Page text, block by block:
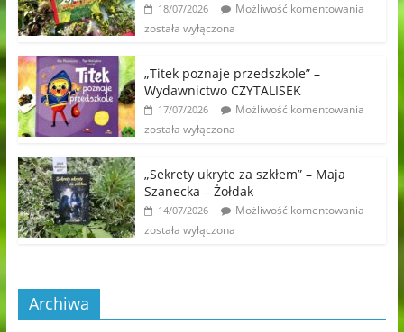
18/07/2026
Możliwość komentowania
została wyłączona
„Titek poznaje przedszkole” –
Wydawnictwo CZYTALISEK
17/07/2026
Możliwość komentowania
została wyłączona
„Sekrety ukryte za szkłem” – Maja
Szanecka – Żołdak
14/07/2026
Możliwość komentowania
została wyłączona
Archiwa